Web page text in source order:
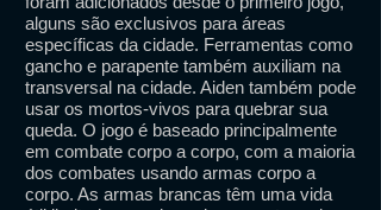
alguns são exclusivos para áreas
específicas da cidade. Ferramentas como
gancho e parapente também auxiliam na
transversal na cidade. Aiden também pode
usar os mortos-vivos para quebrar sua
queda. O jogo é baseado principalmente
em combate corpo a corpo, com a maioria
dos combates usando armas corpo a
corpo. As armas brancas têm uma vida